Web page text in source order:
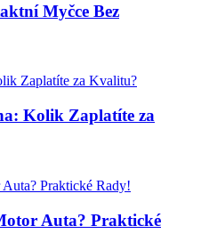
Myčce Bez
Kolik Zaplatíte za
Auta? Praktické